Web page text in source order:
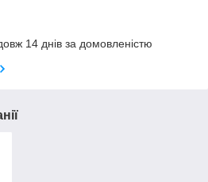
14 днів за домовленістю